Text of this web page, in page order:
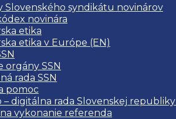
Slovenského syndikátu novinárov
novinára
etika
etika v Európe (EN)
orgány SSN
rada SSN
pomoc
– digitálna rada Slovenskej republiky
vykonanie referenda